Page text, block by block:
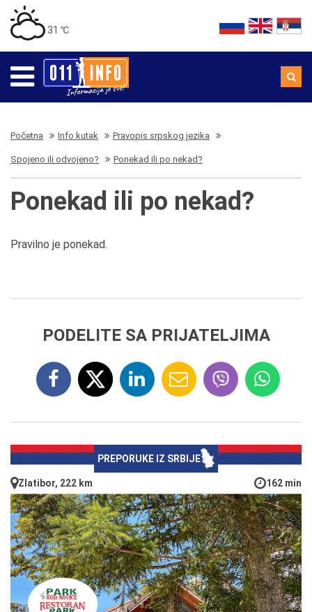
31 ℃
Početna Info kutak Pravopis srpskog jezika
Spojeno ili odvojeno? Ponekad ili po nekad?
Ponekad ili po nekad?
Pravilno je ponekad.
PODELITE SA PRIJATELJIMA
PREPORUKE IZ SRBIJE
Zlatibor, 222 km 162 min